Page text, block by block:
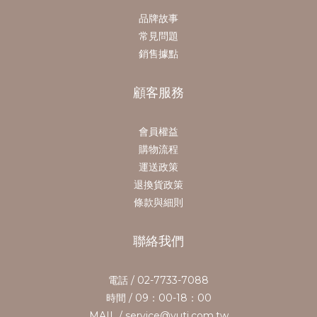
品牌故事
常見問題
銷售據點
顧客服務
會員權益
購物流程
運送政策
退換貨政策
條款與細則
聯絡我們
電話 / 02-7733-7088
時間 / 09：00-18：00